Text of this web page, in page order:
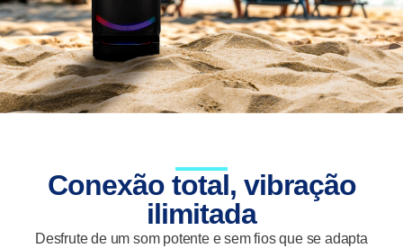
Conexão total, vibração
ilimitada
Desfrute de um som potente e sem fios que se adapta